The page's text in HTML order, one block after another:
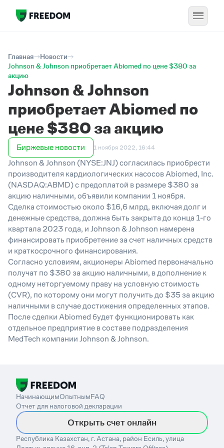
Главная
Новости
Johnson & Johnson приобретает Abiomed по цене $380 за
акцию
Johnson & Johnson
приобретает Abiomed по
цене $380 за акцию
Биржевые новости 1 ноября 2022, 16:44
Johnson & Johnson (NYSE:JNJ) согласилась приобрести
производителя кардиологических насосов Abiomed, Inc.
(NASDAQ:ABMD) с предоплатой в размере $380 за
акцию наличными, объявили компании 1 ноября.
Сделка стоимостью около $16,6 млрд, включая долг и
денежные средства, должна быть закрыта до конца 1-го
квартала 2023 года, и Johnson & Johnson намерена
финансировать приобретение за счет наличных средств
и краткосрочного финансирования.
Согласно условиям, акционеры Abiomed первоначально
получат по $380 за акцию наличными, в дополнение к
одному неторгуемому праву на условную стоимость
(CVR), по которому они могут получить до $35 за акцию
наличными в случае достижения определенных этапов.
После сделки Abiomed будет функционировать как
отдельное предприятие в составе подразделения
MedTech компании Johnson & Johnson.
НачинающимОпытнымFAQ
Отчет для налоговой декларации
Открыть счет онлайн
Республика Казахстан, г. Астана, район Есиль, улица